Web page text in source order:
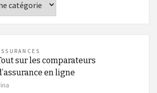
sur les comparateurs
en ligne